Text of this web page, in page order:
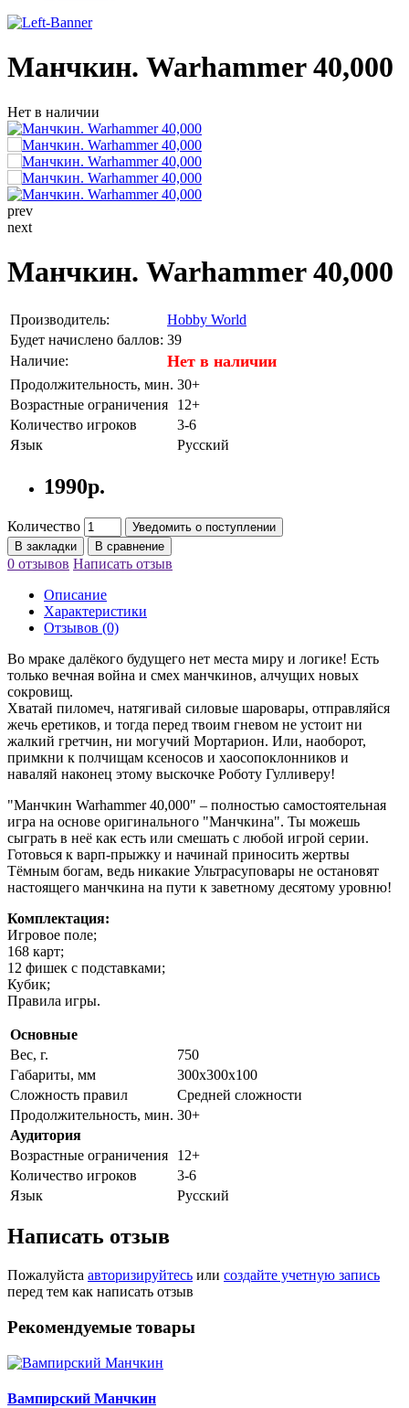
Манчкин. Warhammer 40,000
Нет в наличии
prev
next
Манчкин. Warhammer 40,000
Производитель:
Hobby World
Будет начислено баллов: 39
Наличие:
Нет в наличии
Продолжительность, мин. 30+
Возрастные ограничения
12+
Количество игроков
3-6
Язык
Русский
1990р.
Количество
Уведомить о поступлении
В закладки
В сравнение
0 отзывов Написать отзыв
Описание
Характеристики
Отзывов (0)
Во мраке далёкого будущего нет места миру и логике! Есть
только вечная война и смех манчкинов, алчущих новых
сокровищ.
Хватай пиломеч, натягивай силовые шаровары, отправляйся
жечь еретиков, и тогда перед твоим гневом не устоит ни
жалкий гретчин, ни могучий Мортарион. Или, наоборот,
примкни к полчищам ксеносов и хаосопоклонников и
наваляй наконец этому выскочке Роботу Гулливеру!
"Манчкин Warhammer 40,000" – полностью самостоятельная
игра на основе оригинального "Манчкина". Ты можешь
сыграть в неё как есть или смешать с любой игрой серии.
Готовься к варп-прыжку и начинай приносить жертвы
Тёмным богам, ведь никакие Ультрасуповары не остановят
настоящего манчкина на пути к заветному десятому уровню!
Комплектация:
Игровое поле;
168 карт;
12 фишек с подставками;
Кубик;
Правила игры.
Основные
Вес, г.
750
Габариты, мм
300x300x100
Сложность правил
Средней сложности
Продолжительность, мин. 30+
Аудитория
Возрастные ограничения
12+
Количество игроков
3-6
Язык
Русский
Написать отзыв
Пожалуйста авторизируйтесь или создайте учетную запись
перед тем как написать отзыв
Рекомендуемые товары
Вампирский Манчкин